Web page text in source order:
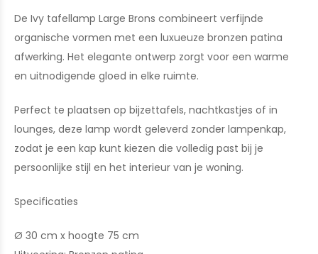
De Ivy tafellamp Large Brons combineert verfijnde
organische vormen met een luxueuze bronzen patina
afwerking. Het elegante ontwerp zorgt voor een warme
en uitnodigende gloed in elke ruimte.
Perfect te plaatsen op bijzettafels, nachtkastjes of in
lounges, deze lamp wordt geleverd zonder lampenkap,
zodat je een kap kunt kiezen die volledig past bij je
persoonlijke stijl en het interieur van je woning.
Specificaties
Ø 30 cm x hoogte 75 cm